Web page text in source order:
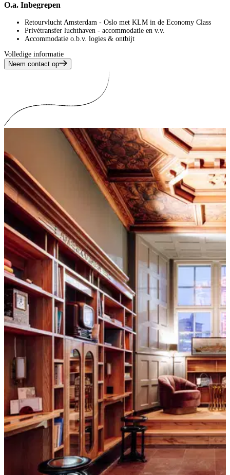
O.a. Inbegrepen
Retourvlucht Amsterdam - Oslo met KLM in de Economy Class
Privétransfer luchthaven - accommodatie en v.v.
Accommodatie o.b.v. logies & ontbijt
Volledige informatie
Neem contact op